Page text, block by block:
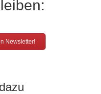
Newsletter!